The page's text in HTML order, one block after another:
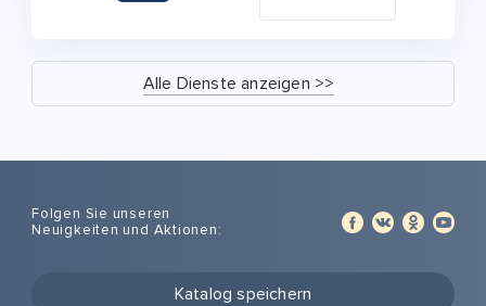
Alle Dienste anzeigen >>
Katalog speichern
Folgen Sie unseren
Neuigkeiten und Aktionen: